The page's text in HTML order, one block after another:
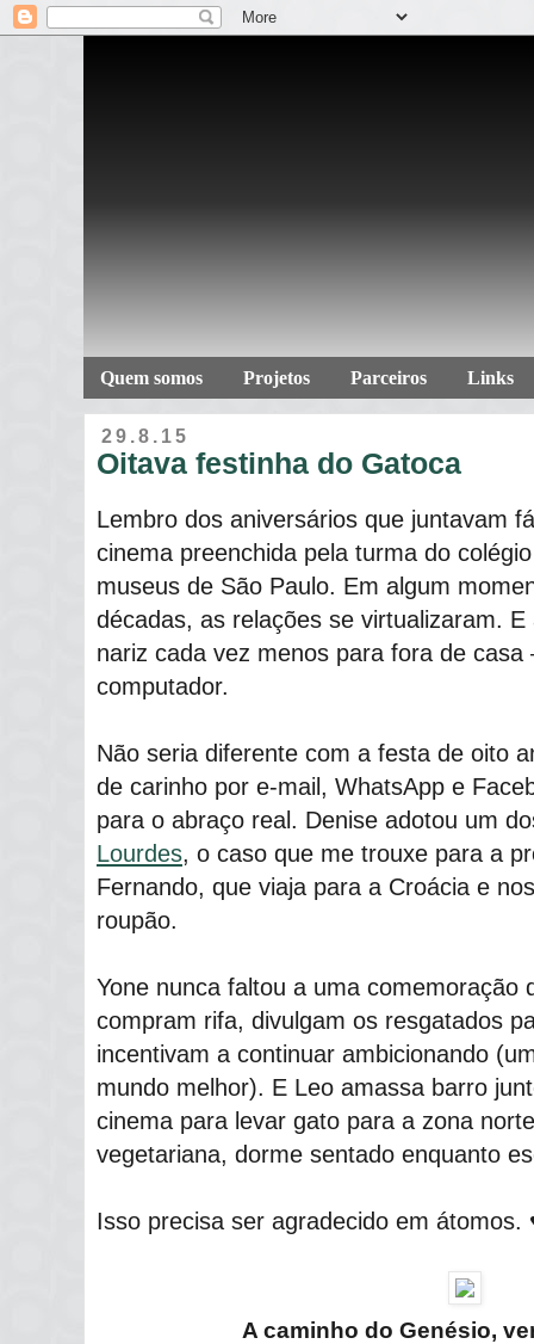
Quem somos Projetos Parceiros Links
29.8.15
Oitava festinha do Gatoca
Lembro dos aniversários que juntavam
cinema preenchida pela turma do
museus de São Paulo. Em algum
décadas, as relações se virtualizaram.
nariz cada vez menos para fora de
computador.
Não seria diferente com a festa de oito
de carinho por e-mail, WhatsApp e
para o abraço real. Denise adotou um
Lourdes, o caso que me trouxe para a
Fernando, que viaja para a Croácia e
roupão.
Yone nunca faltou a uma comemoração
compram rifa, divulgam os resgatados
incentivam a continuar ambicionando
mundo melhor). E Leo amassa barro
cinema para levar gato para a zona
vegetariana, dorme sentado enquanto
Isso precisa ser agradecido em átomos.
A caminho do Genésio,